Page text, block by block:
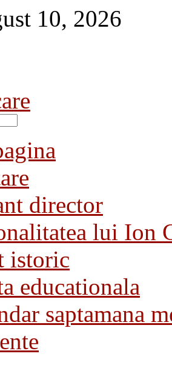
10, 2026
director
lui Ion
istoric
educationala
saptamana